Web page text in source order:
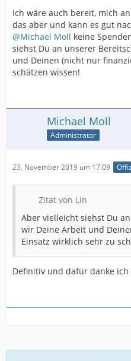
Ich wäre auch bereit, mich
das aber und kann es gut
@Michael Moll keine
siehst Du an unserer
und Deinen (nicht nur
schätzen wissen!
Michael Moll
Administrator
23. November 2019 um 17:09
Zitat von Lin
Aber vielleicht siehst Du
wir Deine Arbeit und
Einsatz wirklich sehr zu
Definitiv und dafür danke ich